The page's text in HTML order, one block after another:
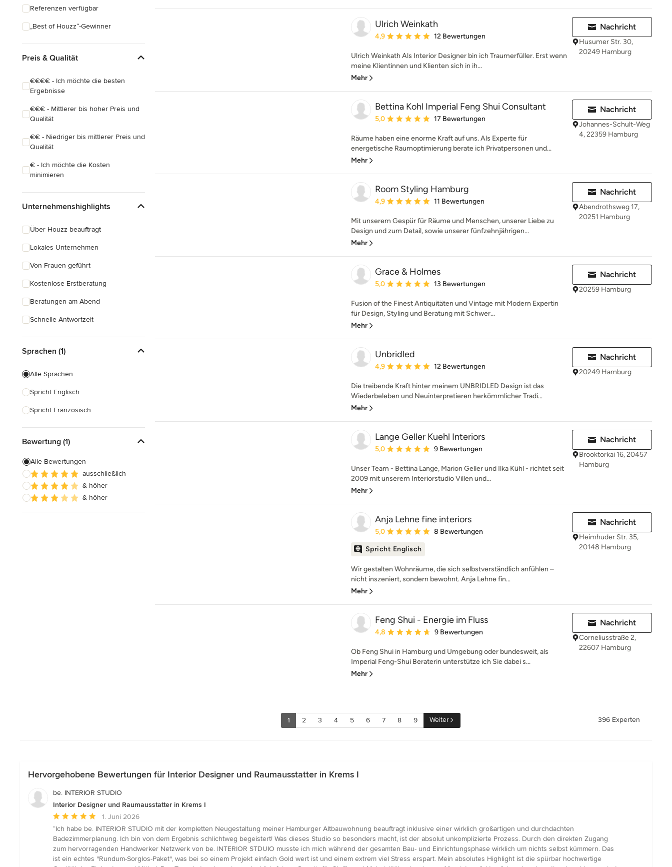
Referenzen verfügbar
„Best of Houzz“-Gewinner
Preis & Qualität
€€€€ - Ich möchte die besten
Ergebnisse
€€€ - Mittlerer bis hoher Preis und
Qualität
€€ - Niedriger bis mittlerer Preis und
Qualität
€ - Ich möchte die Kosten
minimieren
Unternehmenshighlights
Über Houzz beauftragt
Lokales Unternehmen
Von Frauen geführt
Kostenlose Erstberatung
Beratungen am Abend
Schnelle Antwortzeit
Sprachen (1)
Alle Sprachen
Spricht Englisch
Spricht Französisch
Bewertung (1)
Alle Bewertungen
ausschließlich
& höher
& höher
Ulrich Weinkath
Durchschnittliche Bewertung: 4.9 von 5 Sternen
4,9 12 Bewertungen
Ulrich Weinkath Als Interior Designer bin ich Traumerfüller. Erst wenn
meine Klientinnen und Klienten sich in ih...
Mehr
Nachricht
Husumer Str. 30,
20249 Hamburg
Bettina Kohl Imperial Feng Shui Consultant
Durchschnittliche Bewertung: 5 von 5 Sternen
5,0 17 Bewertungen
Räume haben eine enorme Kraft auf uns. Als Experte für
energetische Raumoptimierung berate ich Privatpersonen und...
Mehr
Nachricht
Johannes-Schult-Weg
4, 22359 Hamburg
Room Styling Hamburg
Durchschnittliche Bewertung: 4.9 von 5 Sternen
4,9 11 Bewertungen
Mit unserem Gespür für Räume und Menschen, unserer Liebe zu
Design und zum Detail, sowie unserer fünfzehnjährigen...
Mehr
Nachricht
Abendrothsweg 17,
20251 Hamburg
Grace & Holmes
Durchschnittliche Bewertung: 5 von 5 Sternen
5,0 13 Bewertungen
Fusion of the Finest Antiquitäten und Vintage mit Modern Expertin
für Design, Styling und Beratung mit Schwer...
Mehr
Nachricht
20259 Hamburg
Unbridled
Durchschnittliche Bewertung: 4.9 von 5 Sternen
4,9 12 Bewertungen
Die treibende Kraft hinter meinem UNBRIDLED Design ist das
Wiederbeleben und Neuinterpretieren herkömmlicher Tradi...
Mehr
Nachricht
20249 Hamburg
Lange Geller Kuehl Interiors
Durchschnittliche Bewertung: 5 von 5 Sternen
5,0 9 Bewertungen
Unser Team - Bettina Lange, Marion Geller und Ilka Kühl - richtet seit
2009 mit unserem Interiorstudio Villen und...
Mehr
Nachricht
Brooktorkai 16, 20457
Hamburg
Anja Lehne fine interiors
Durchschnittliche Bewertung: 5 von 5 Sternen
5,0 8 Bewertungen
Spricht Englisch
Wir gestalten Wohnräume, die sich selbstverständlich anfühlen –
nicht inszeniert, sondern bewohnt. Anja Lehne fin...
Mehr
Nachricht
Heimhuder Str. 35,
20148 Hamburg
Feng Shui - Energie im Fluss
Durchschnittliche Bewertung: 4.8 von 5 Sternen
4,8 9 Bewertungen
Ob Feng Shui in Hamburg und Umgebung oder bundesweit, als
Imperial Feng-Shui Beraterin unterstütze ich Sie dabei s...
Mehr
Nachricht
Corneliusstraße 2,
22607 Hamburg
1 2 3 4 5 6 7 8 9 Weiter 396 Experten
Hervorgehobene Bewertungen für Interior Designer und Raumausstatter in Krems I
be. INTERIOR STUDIO
Interior Designer und Raumausstatter in Krems I
Durchschnittliche
Bewertung:
5
von
5
1. Juni 2026
“Ich habe be. INTERIOR STUDIO mit der kompletten Neugestaltung meiner Hamburger Altbauwohnung beauftragt inklusive einer wirklich großartigen und durchdachten
Badezimmerplanung. Ich bin von dem Ergebnis schlichtweg begeistert! Was dieses Studio so besonders macht, ist der absolut unkomplizierte Prozess. Durch den direkten Zugang
zum hervorragenden Handwerker Netzwerk von be. INTERIOR STDUIO musste ich mich während der gesamten Bau- und Einrichtungsphase wirklich um nichts selbst kümmern. Das
ist ein echtes "Rundum-Sorglos-Paket", was bei so einem Projekt einfach Gold wert ist und einem extrem viel Stress erspart. Mein absolutes Highlight ist die spürbar hochwertige